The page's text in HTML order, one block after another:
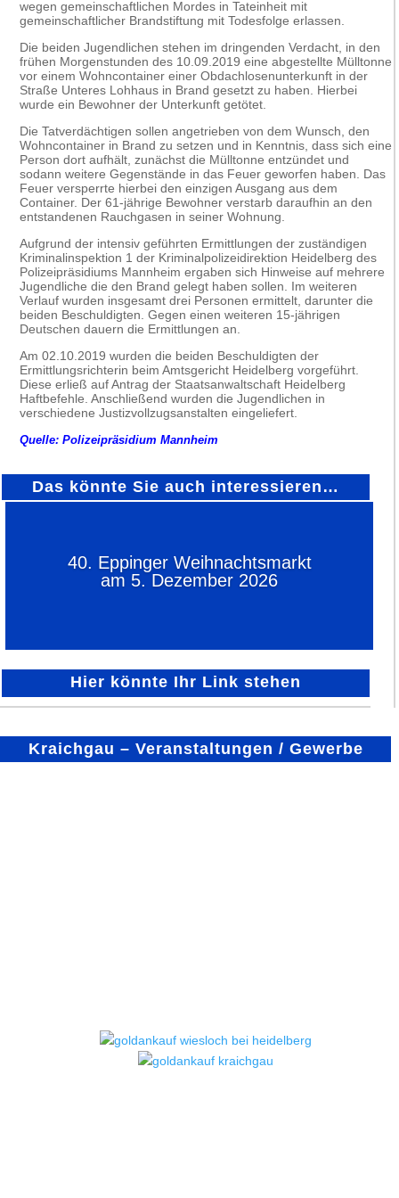
wegen gemeinschaftlichen Mordes in Tateinheit mit
gemeinschaftlicher Brandstiftung mit Todesfolge erlassen.
Die beiden Jugendlichen stehen im dringenden Verdacht, in den
frühen Morgenstunden des 10.09.2019 eine abgestellte Mülltonne
vor einem Wohncontainer einer Obdachlosenunterkunft in der
Straße Unteres Lohhaus in Brand gesetzt zu haben. Hierbei
wurde ein Bewohner der Unterkunft getötet.
Die Tatverdächtigen sollen angetrieben von dem Wunsch, den
Wohncontainer in Brand zu setzen und in Kenntnis, dass sich eine
Person dort aufhält, zunächst die Mülltonne entzündet und
sodann weitere Gegenstände in das Feuer geworfen haben. Das
Feuer versperrte hierbei den einzigen Ausgang aus dem
Container. Der 61-jährige Bewohner verstarb daraufhin an den
entstandenen Rauchgasen in seiner Wohnung.
Aufgrund der intensiv geführten Ermittlungen der zuständigen
Kriminalinspektion 1 der Kriminalpolizeidirektion Heidelberg des
Polizeipräsidiums Mannheim ergaben sich Hinweise auf mehrere
Jugendliche die den Brand gelegt haben sollen. Im weiteren
Verlauf wurden insgesamt drei Personen ermittelt, darunter die
beiden Beschuldigten. Gegen einen weiteren 15-jährigen
Deutschen dauern die Ermittlungen an.
Am 02.10.2019 wurden die beiden Beschuldigten der
Ermittlungsrichterin beim Amtsgericht Heidelberg vorgeführt.
Diese erließ auf Antrag der Staatsanwaltschaft Heidelberg
Haftbefehle. Anschließend wurden die Jugendlichen in
verschiedene Justizvollzugsanstalten eingeliefert.
Quelle: Polizeipräsidium Mannheim
Das könnte Sie auch interessieren…
40. Eppinger Weihnachtsmarkt
am 5. Dezember 2026
Hier könnte Ihr Link stehen
Kraichgau – Veranstaltungen / Gewerbe